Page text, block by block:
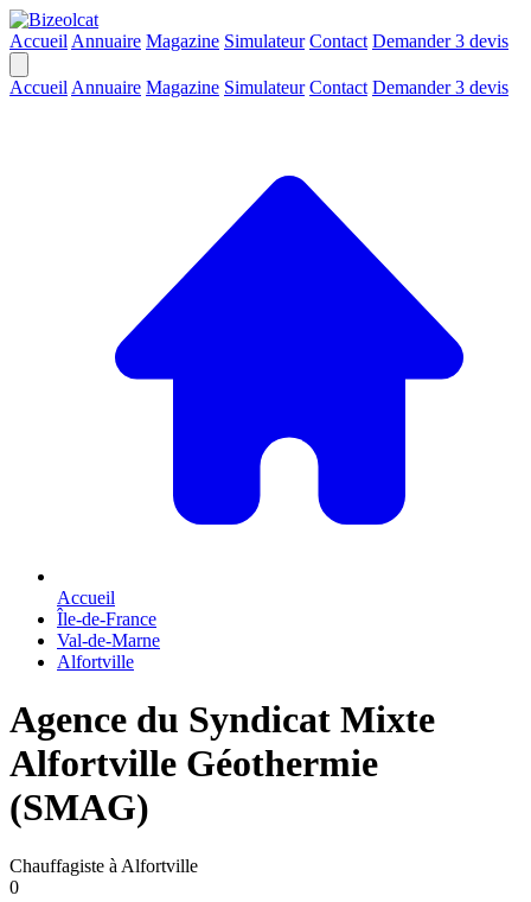
Accueil Annuaire Magazine Simulateur Contact Demander 3 devis
Accueil Annuaire Magazine Simulateur Contact Demander 3 devis
Accueil
Île-de-France
Val-de-Marne
Alfortville
Agence du Syndicat Mixte
Alfortville Géothermie
(SMAG)
Chauffagiste à Alfortville
0